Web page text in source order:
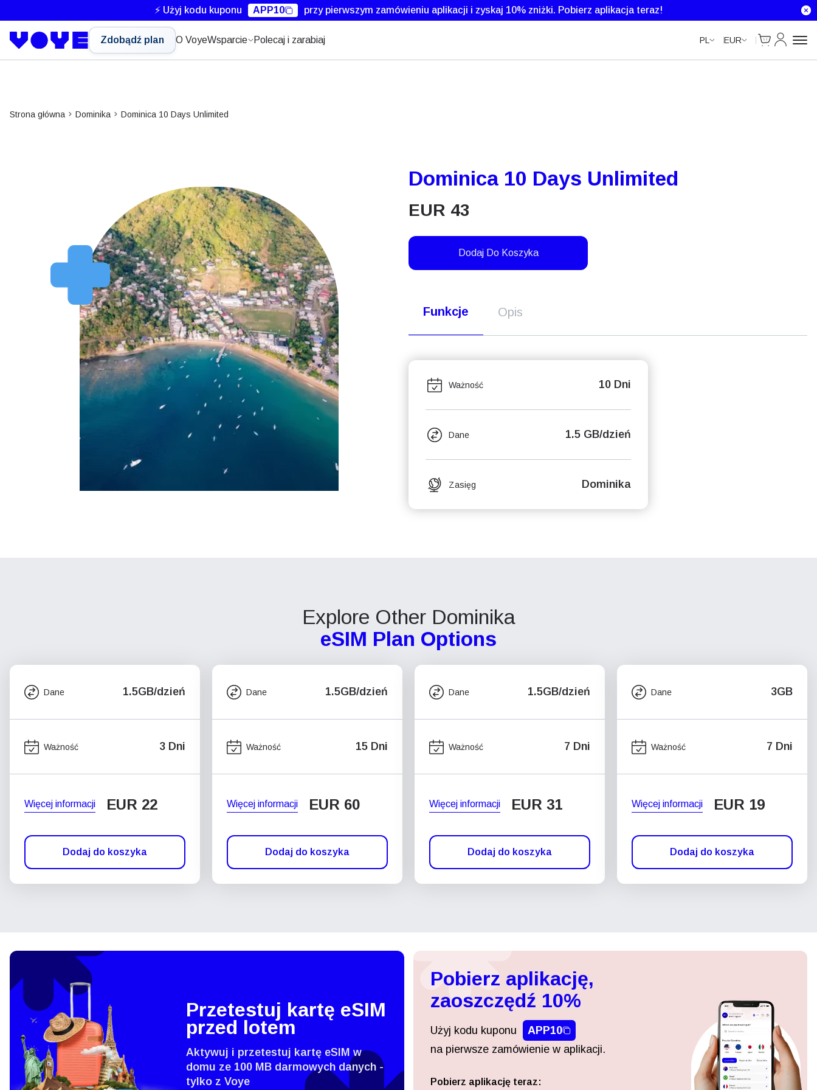
⚡ Użyj kodu kuponu APP10 przy pierwszym zamówieniu aplikacji i zyskaj 10% zniżki. Pobierz aplikacja teraz!
Zdobądź plan O VoyeWsparcie Polecaj i zarabiaj PL EUR
Cart
Moje
Strona główna Dominika Dominica 10 Days Unlimited
Dominica 10 Days Unlimited
EUR 43
Dodaj Do Koszyka
Funkcje Opis
Ważność 10 Dni
Dane 1.5 GB/dzień
Zasięg Dominika
Explore Other Dominika
eSIM Plan Options
Dane 1.5GB/dzień
Ważność 3 Dni
Więcej informacji EUR 22
Dodaj do koszyka
Dane 1.5GB/dzień
Ważność 15 Dni
Więcej informacji EUR 60
Dodaj do koszyka
Dane 1.5GB/dzień
Ważność 7 Dni
Więcej informacji EUR 31
Dodaj do koszyka
Dane 3GB
Ważność 7 Dni
Więcej informacji EUR 19
Dodaj do koszyka
Przetestuj kartę eSIM
przed lotem
Aktywuj i przetestuj kartę eSIM w
domu ze 100 MB darmowych danych -
tylko z Voye
Pobierz aplikację,
zaoszczędź 10%
Użyj kodu kuponu
APP10
na pierwsze zamówienie w aplikacji.
Pobierz aplikację teraz:
Zaloguj się lub zarejestruj